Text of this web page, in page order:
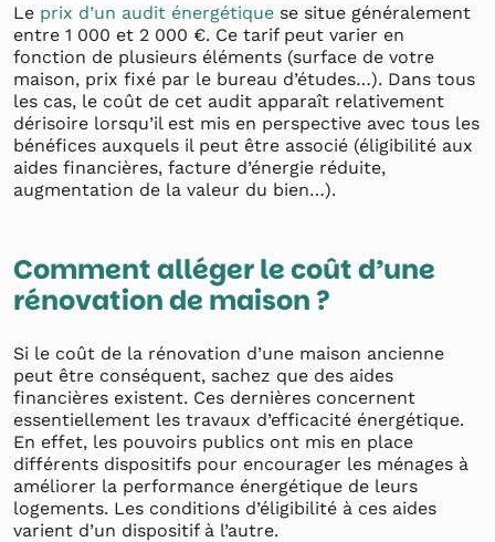
Le prix d’un audit énergétique se situe généralement
entre 1 000 et 2 000 €. Ce tarif peut varier en
fonction de plusieurs éléments (surface de votre
maison, prix fixé par le bureau d’études…). Dans tous
les cas, le coût de cet audit apparaît relativement
dérisoire lorsqu’il est mis en perspective avec tous les
bénéfices auxquels il peut être associé (éligibilité aux
aides financières, facture d’énergie réduite,
augmentation de la valeur du bien…).
Comment alléger le coût d’une
rénovation de maison ?
Si le coût de la rénovation d’une maison ancienne
peut être conséquent, sachez que des aides
financières existent. Ces dernières concernent
essentiellement les travaux d’efficacité énergétique.
En effet, les pouvoirs publics ont mis en place
différents dispositifs pour encourager les ménages à
améliorer la performance énergétique de leurs
logements. Les conditions d’éligibilité à ces aides
varient d’un dispositif à l’autre.